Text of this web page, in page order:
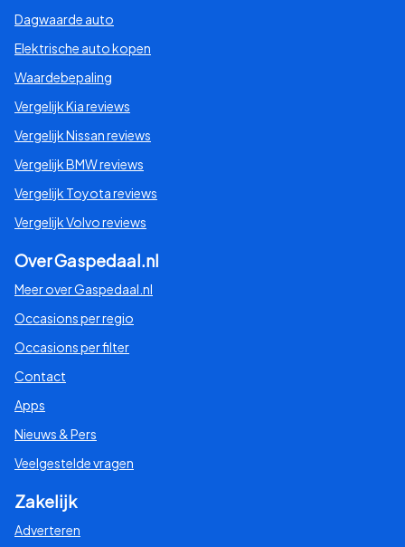
Dagwaarde auto
Elektrische auto kopen
Waardebepaling
Vergelijk Kia reviews
Vergelijk Nissan reviews
Vergelijk BMW reviews
Vergelijk Toyota reviews
Vergelijk Volvo reviews
Over Gaspedaal.nl
Meer over Gaspedaal.nl
Occasions per regio
Occasions per filter
Contact
Apps
Nieuws & Pers
Veelgestelde vragen
Zakelijk
Adverteren